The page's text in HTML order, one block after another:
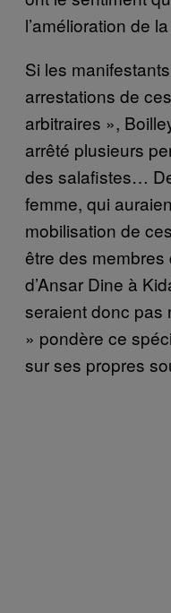
l’amélioration de
Si les
arrestations de
arbitraires »,
arrêté plusieurs
des salafistes…
femme, qui
mobilisation de
être des membres
d’Ansar Dine à
seraient donc pas
» pondère ce
sur ses propres